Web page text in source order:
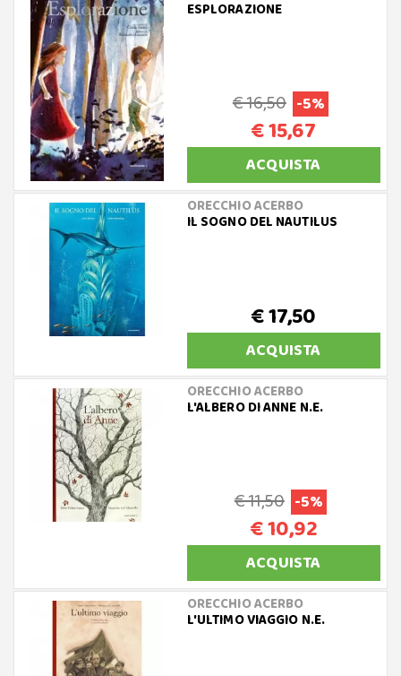
ESPLORAZIONE
€ 16,50 -5%
€ 15,67
ACQUISTA
ORECCHIO ACERBO
IL SOGNO DEL NAUTILUS
€ 17,50
ACQUISTA
ORECCHIO ACERBO
L'ALBERO DI ANNE N.E.
€ 11,50 -5%
€ 10,92
ACQUISTA
ORECCHIO ACERBO
L'ULTIMO VIAGGIO N.E.